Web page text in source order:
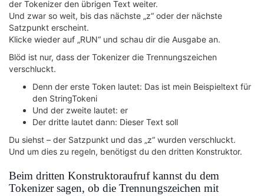
der Tokenizer den übrigen Text weiter.
Und zwar so weit, bis das nächste „z“ oder der nächste
Satzpunkt erscheint.
Klicke wieder auf „RUN“ und schau dir die Ausgabe an.
Blöd ist nur, dass der Tokenizer die Trennungszeichen
verschluckt.
Denn der erste Token lautet: Das ist mein Beispieltext für
den StringTokeni
Und der zweite lautet: er
Der dritte lautet dann: Dieser Text soll
Du siehst – der Satzpunkt und das „z“ wurden verschluckt.
Und um dies zu regeln, benötigst du den dritten Konstruktor.
Beim dritten Konstruktoraufruf kannst du dem
Tokenizer sagen, ob die Trennungszeichen mit